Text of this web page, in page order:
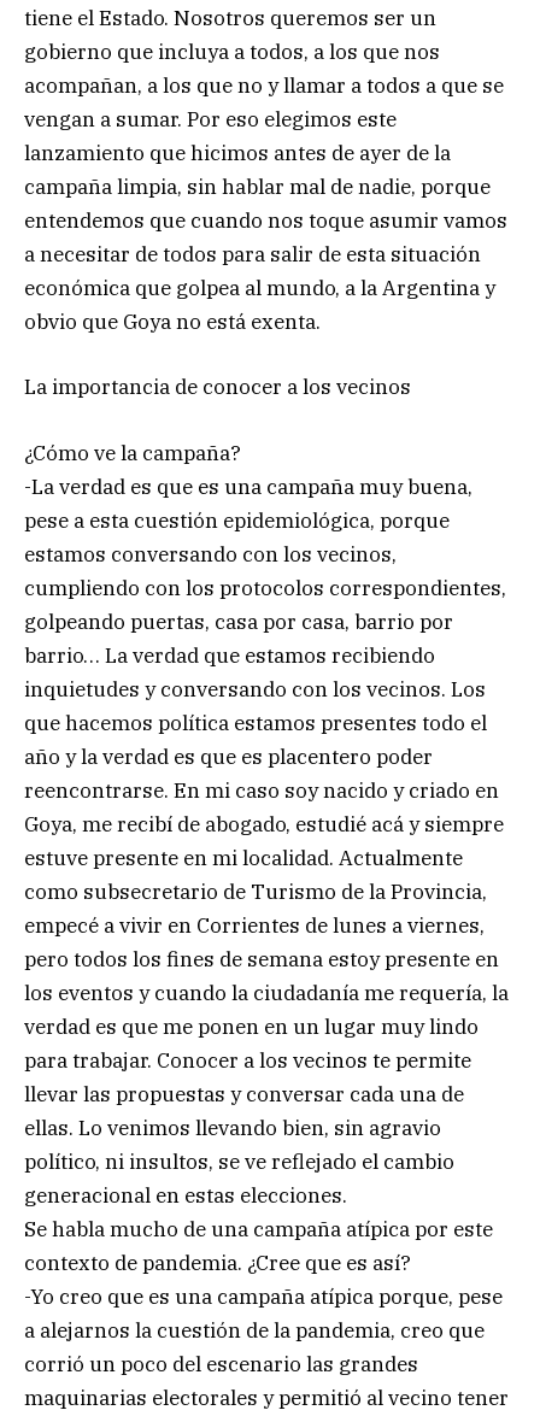
tiene el Estado. Nosotros queremos ser un
gobierno que incluya a todos, a los que nos
acompañan, a los que no y llamar a todos a que se
vengan a sumar. Por eso elegimos este
lanzamiento que hicimos antes de ayer de la
campaña limpia, sin hablar mal de nadie, porque
entendemos que cuando nos toque asumir vamos
a necesitar de todos para salir de esta situación
económica que golpea al mundo, a la Argentina y
obvio que Goya no está exenta.
La importancia de conocer a los vecinos
¿Cómo ve la campaña?
-La verdad es que es una campaña muy buena,
pese a esta cuestión epidemiológica, porque
estamos conversando con los vecinos,
cumpliendo con los protocolos correspondientes,
golpeando puertas, casa por casa, barrio por
barrio… La verdad que estamos recibiendo
inquietudes y conversando con los vecinos. Los
que hacemos política estamos presentes todo el
año y la verdad es que es placentero poder
reencontrarse. En mi caso soy nacido y criado en
Goya, me recibí de abogado, estudié acá y siempre
estuve presente en mi localidad. Actualmente
como subsecretario de Turismo de la Provincia,
empecé a vivir en Corrientes de lunes a viernes,
pero todos los fines de semana estoy presente en
los eventos y cuando la ciudadanía me requería, la
verdad es que me ponen en un lugar muy lindo
para trabajar. Conocer a los vecinos te permite
llevar las propuestas y conversar cada una de
ellas. Lo venimos llevando bien, sin agravio
político, ni insultos, se ve reflejado el cambio
generacional en estas elecciones.
Se habla mucho de una campaña atípica por este
contexto de pandemia. ¿Cree que es así?
-Yo creo que es una campaña atípica porque, pese
a alejarnos la cuestión de la pandemia, creo que
corrió un poco del escenario las grandes
maquinarias electorales y permitió al vecino tener